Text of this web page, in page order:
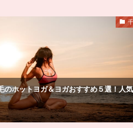
のホットヨガ＆ヨガおすすめ５選！人気